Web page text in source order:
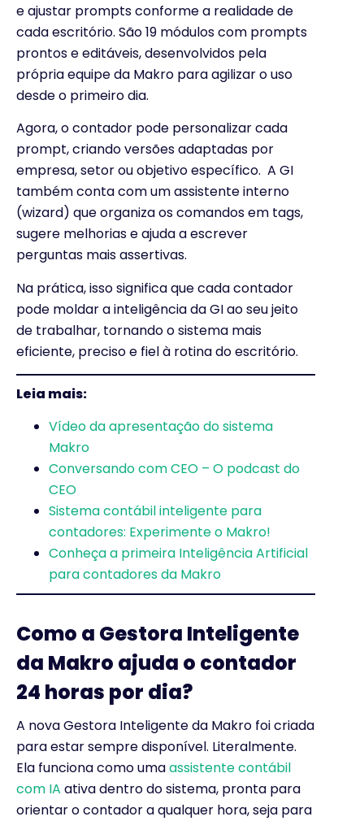
e ajustar prompts conforme a realidade de
cada escritório. São 19 módulos com prompts
prontos e editáveis, desenvolvidos pela
própria equipe da Makro para agilizar o uso
desde o primeiro dia.
Agora, o contador pode personalizar cada
prompt, criando versões adaptadas por
empresa, setor ou objetivo específico. A GI
também conta com um assistente interno
(wizard) que organiza os comandos em tags,
sugere melhorias e ajuda a escrever
perguntas mais assertivas.
Na prática, isso significa que cada contador
pode moldar a inteligência da GI ao seu jeito
de trabalhar, tornando o sistema mais
eficiente, preciso e fiel à rotina do escritório.
Leia mais:
Vídeo da apresentação do sistema
Makro
Conversando com CEO – O podcast do
CEO
Sistema contábil inteligente para
contadores: Experimente o Makro!
Conheça a primeira Inteligência Artificial
para contadores da Makro
Como a Gestora Inteligente
da Makro ajuda o contador
24 horas por dia?
A nova Gestora Inteligente da Makro foi criada
para estar sempre disponível. Literalmente.
Ela funciona como umaassistente contábil
com IA ativa dentro do sistema, pronta para
orientar o contador a qualquer hora, seja para